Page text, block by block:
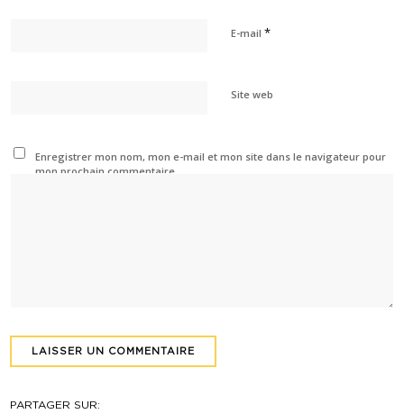
E-mail*
Site web
Enregistrer mon nom, mon e-mail et mon site dans le navigateur pour
mon prochain commentaire.
PARTAGER SUR: